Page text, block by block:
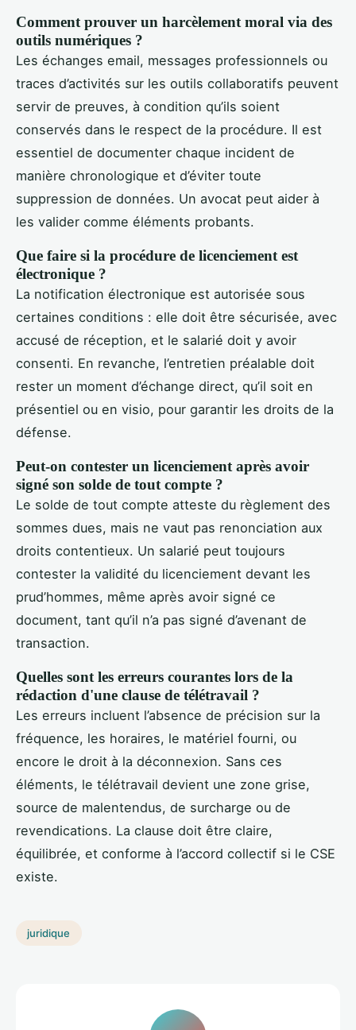
Comment prouver un harcèlement moral via des
outils numériques ?
Les échanges email, messages professionnels ou
traces d’activités sur les outils collaboratifs peuvent
servir de preuves, à condition qu’ils soient
conservés dans le respect de la procédure. Il est
essentiel de documenter chaque incident de
manière chronologique et d’éviter toute
suppression de données. Un avocat peut aider à
les valider comme éléments probants.
Que faire si la procédure de licenciement est
électronique ?
La notification électronique est autorisée sous
certaines conditions : elle doit être sécurisée, avec
accusé de réception, et le salarié doit y avoir
consenti. En revanche, l’entretien préalable doit
rester un moment d’échange direct, qu’il soit en
présentiel ou en visio, pour garantir les droits de la
défense.
Peut-on contester un licenciement après avoir
signé son solde de tout compte ?
Le solde de tout compte atteste du règlement des
sommes dues, mais ne vaut pas renonciation aux
droits contentieux. Un salarié peut toujours
contester la validité du licenciement devant les
prud’hommes, même après avoir signé ce
document, tant qu’il n’a pas signé d’avenant de
transaction.
Quelles sont les erreurs courantes lors de la
rédaction d'une clause de télétravail ?
Les erreurs incluent l’absence de précision sur la
fréquence, les horaires, le matériel fourni, ou
encore le droit à la déconnexion. Sans ces
éléments, le télétravail devient une zone grise,
source de malentendus, de surcharge ou de
revendications. La clause doit être claire,
équilibrée, et conforme à l’accord collectif si le CSE
existe.
juridique